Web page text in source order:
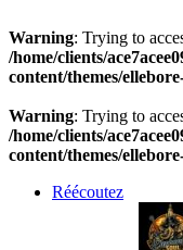
Warning: Trying to
/home/clients/
content/themes/
Warning: Trying to
/home/clients/
content/themes/
Réécoutez